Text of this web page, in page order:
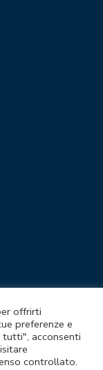
offrirti
preferenze e
acconsenti
controllato.